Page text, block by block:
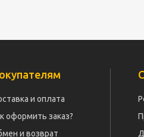
и оплата
оформить заказ?
и возврат